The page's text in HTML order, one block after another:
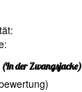
(In der Zwangsjacke)